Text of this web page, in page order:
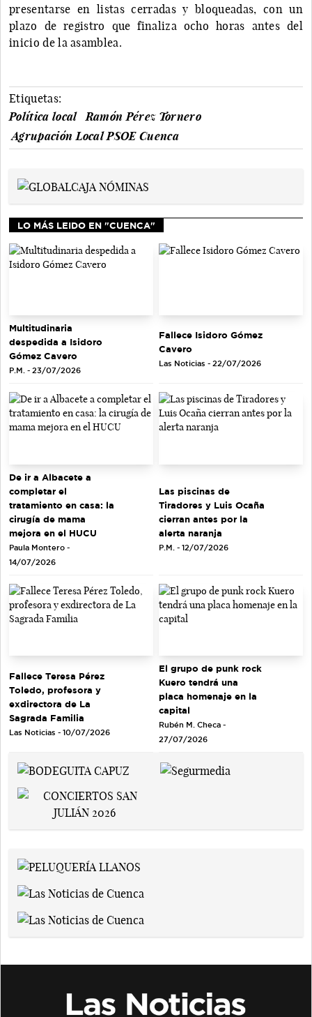
presentarse en listas cerradas y bloqueadas, con un
plazo de registro que finaliza ocho horas antes del
inicio de la asamblea.
Etiquetas:
Política local
Ramón Pérez Tornero
Agrupación Local PSOE Cuenca
LO MÁS LEIDO EN "CUENCA"
Multitudinaria
despedida a Isidoro
Gómez Cavero
P.M. - 23/07/2026
Fallece Isidoro Gómez
Cavero
Las Noticias - 22/07/2026
De ir a Albacete a
completar el
tratamiento en casa: la
cirugía de mama
mejora en el HUCU
Paula Montero -
14/07/2026
Las piscinas de
Tiradores y Luis Ocaña
cierran antes por la
alerta naranja
P.M. - 12/07/2026
Fallece Teresa Pérez
Toledo, profesora y
exdirectora de La
Sagrada Familia
Las Noticias - 10/07/2026
El grupo de punk rock
Kuero tendrá una
placa homenaje en la
capital
Rubén M. Checa -
27/07/2026